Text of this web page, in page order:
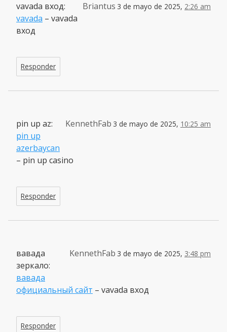
Briantus 3 de mayo de 2025, 2:26 am
vavada вход:
vavada – vavada
вход
Responder
KennethFab 3 de mayo de 2025, 10:25 am
pin up az:
pin up
azerbaycan
– pin up casino
Responder
KennethFab 3 de mayo de 2025, 3:48 pm
вавада
зеркало:
вавада
официальный сайт – vavada вход
Responder